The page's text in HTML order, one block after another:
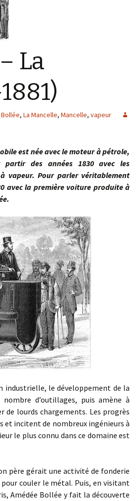
La
Bollée, La Mancelle, Mancelle, vapeur
est née avec le moteur à pétrole,
des années 1830 avec les
vapeur. Pour parler véritablement
avec la première voiture produite à
le développement de la
d’outillages, puis amène à
lourds chargements. Les progrès
et incitent de nombreux ingénieurs à
le plus connu dans ce domaine est
gérait une activité de fonderie
pour couler le métal. Puis, en visitant
Amédée Bollée y fait la découverte